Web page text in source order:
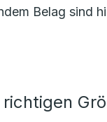
Belag sind